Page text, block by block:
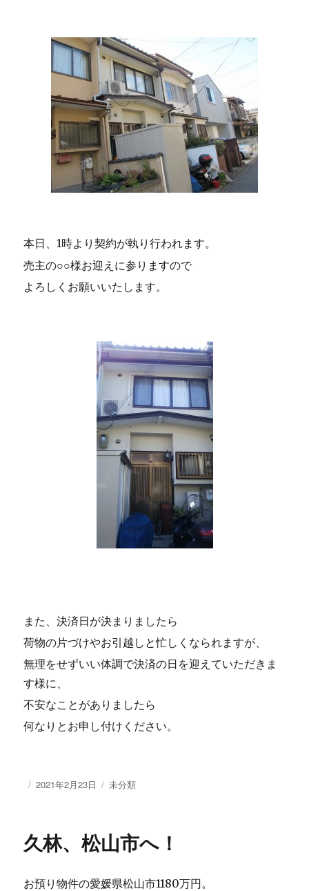
本日、1時より契約が執り行われます。
売主の○○様お迎えに参りますので
よろしくお願いいたします。
また、決済日が決まりましたら
荷物の片づけやお引越しと忙しくなられますが、
無理をせずいい体調で決済の日を迎えていただきま
す様に、
不安なことがありましたら
何なりとお申し付けください。
投
2021年2月23日
カ
ー
未分類
久林、松山市へ！
お預り物件の愛媛県松山市1180万円。